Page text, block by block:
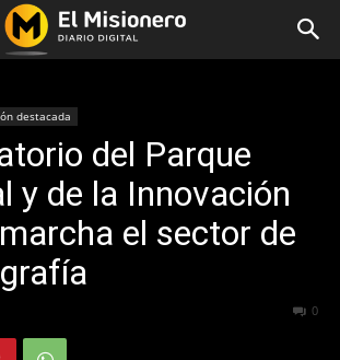
destacada
del Parque
y de la Innovación
el sector de
0